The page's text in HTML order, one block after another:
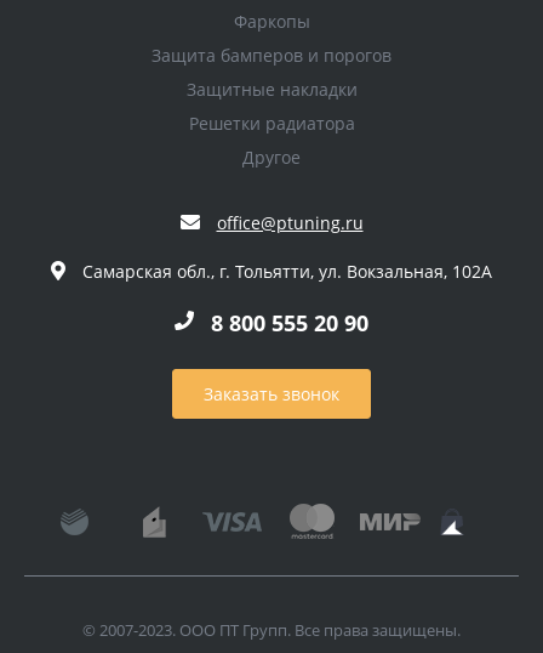
Фаркопы
Защита бамперов и порогов
Защитные накладки
Решетки радиатора
Другое
office@ptuning.ru
Самарская обл., г. Тольятти, ул. Вокзальная, 102А
8 800 555 20 90
Заказать звонок
© 2007-2023. ООО ПТ Групп. Все права защищены.